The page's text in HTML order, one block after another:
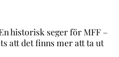
historisk seger för MFF –
att det finns mer att ta ut